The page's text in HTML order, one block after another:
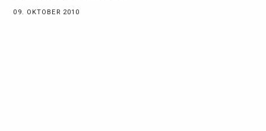
09. OKTOBER 2010